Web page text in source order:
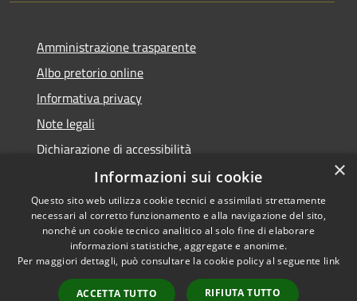
Amministrazione trasparente
Albo pretorio online
Informativa privacy
Note legali
Dichiarazione di accessibilità
Accessibilità
Privacy
Copyright © 2026 • Comune di
Cerro al Lambro • Powered by
Municipium•Accesso
redazione
×
Informazioni sui cookie
Questo sito web utilizza cookie tecnici e assimilati strettamente
necessari al corretto funzionamento e alla navigazione del sito,
nonché un cookie tecnico analitico al solo fine di elaborare
informazioni statistiche, aggregate e anonime.
Per maggiori dettagli, può consultare la cookie policy al seguente link
ACCETTA TUTTO RIFIUTA TUTTO